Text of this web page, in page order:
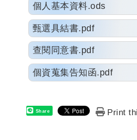
個人基本資料.ods
甄選具結書.pdf
查閱同意書.pdf
個資蒐集告知函.pdf
Share Print